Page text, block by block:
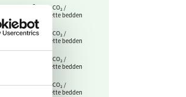
0
Ton CO₂ /
bezette bedden
0
Ton CO₂ /
bezette bedden
Ton CO₂ /
bezette bedden
0
Ton CO₂ /
bezette bedden